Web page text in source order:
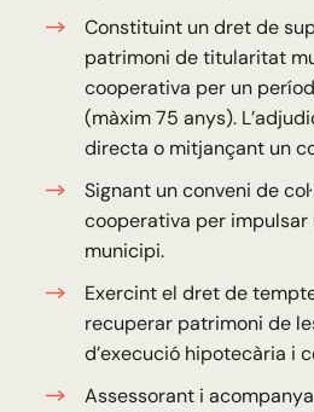
Constituint un dret de
patrimoni de titularitat
cooperativa per un
(màxim 75 anys).
directa o mitjançant un
Signant un conveni de
cooperativa per
municipi.
Exercint el dret de
recuperar patrimoni de
d’execució hipotecària i
Assessorant i